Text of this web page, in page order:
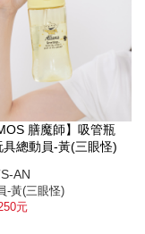
膳魔師】吸管瓶
總動員-黃(三眼怪)
AN
-黃(三眼怪)
元